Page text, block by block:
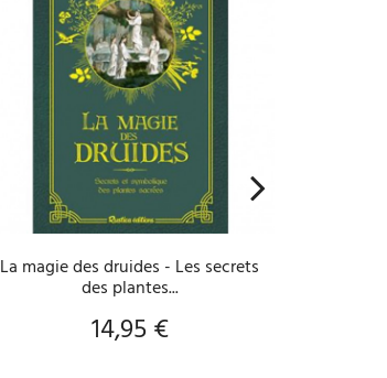
VOIR LE PRODUIT
La magie des druides - Les secrets
des plantes...
Prix
14,95 €